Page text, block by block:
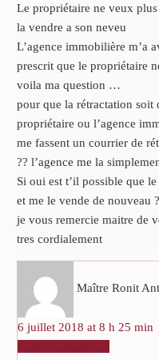
Le propriétaire ne veux
la vendre a son neveu
L’agence immobilière m’a
prescrit que le propriétaire
voila ma question …
pour que la rétractation soit
propriétaire ou l’agence
me fassent un courrier de
?? l’agence me la
Si oui est t’il possible que
et me le vende de nouveau
je vous remercie maitre de
tres cordialement
Maître Ronit
6 juillet 2018 at 8 h 25 min